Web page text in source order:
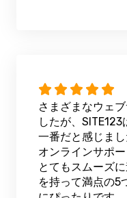
さまざまなウェ
したが、
一番だと感じま
オンラインサポ
とてもスムーズ
を持って満点の5